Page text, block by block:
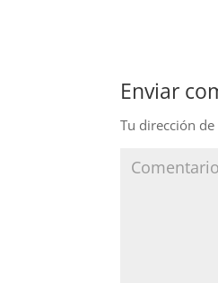
b
o
o
k
n
Enviar
Tu dirección